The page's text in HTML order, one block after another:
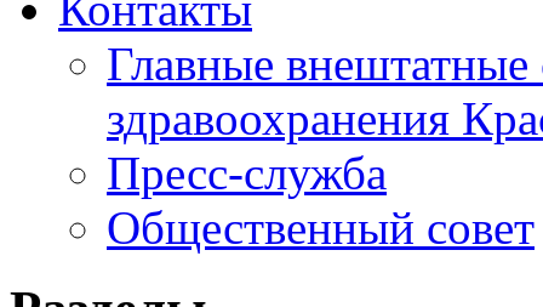
Главные внештатные
здравоохранения
Пресс-служба
Общественный совет